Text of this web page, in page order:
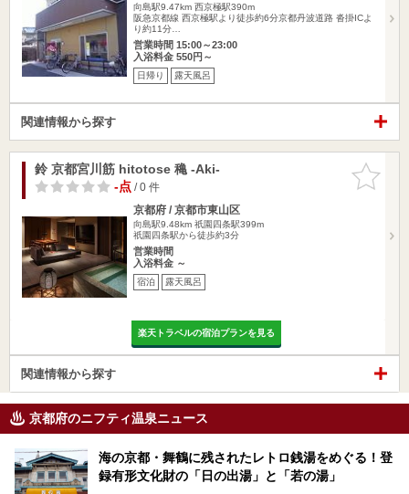
向島駅9.47km 西京極駅390m
阪急京都線 西京極駅より徒歩約6分京都丹波道路 沓掛ICよ
り約11分…
営業時間 15:00～23:00
入浴料金 550円～
日帰り 露天風呂
関連情報から探す
お気に入
りに追加
鈴 京都宮川筋 hitotose 穐 -Aki-
-点/ 0 件
京都府 / 京都市東山区
向島駅9.48km 祇園四条駅399m
祇園四条駅から徒歩約3分
営業時間
入浴料金 ～
宿泊 露天風呂
楽天トラベルの宿泊プランを見る
関連情報から探す
京都府のニフティ温泉ニュース
海の京都・舞鶴に残されたレトロ銭湯をめぐる！登
録有形文化財の「日の出湯」と「若の湯」